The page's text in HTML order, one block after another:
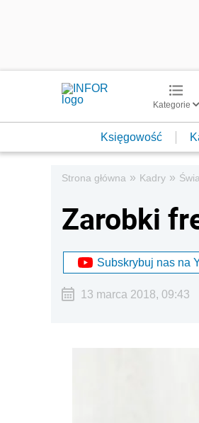
Kategorie
Księgowość
Strona główna » Kadry »
Zarobki
Subskrybuj nas na
13 marca 2018, 09:43